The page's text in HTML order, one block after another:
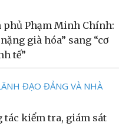
phủ Phạm Minh Chính:
già hóa” sang “cơ
tế”
ĐẠO ĐẢNG VÀ NHÀ
tác kiểm tra, giám sát